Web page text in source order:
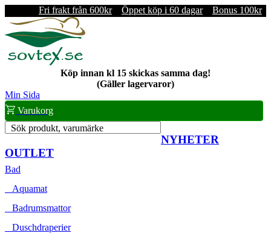
Fri frakt från 600kr Öppet köp i 60 dagar Bonus 100kr
Köp innan kl 15 skickas samma dag!
(Gäller lagervaror)
Min Sida
Varukorg
Sök produkt, varumärke
NYHETER
OUTLET
Bad
Aquamat
Badrumsmattor
Duschdraperier